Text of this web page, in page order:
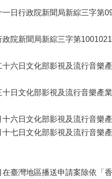
日行政院新聞局新綜三字第
院新聞局新綜三字第
六日文化部影視及流行音樂
日文化部影視及流行音樂產
六日文化部影視及流行音樂
七日文化部影視及流行音樂
臺灣地區播送申請案除依「